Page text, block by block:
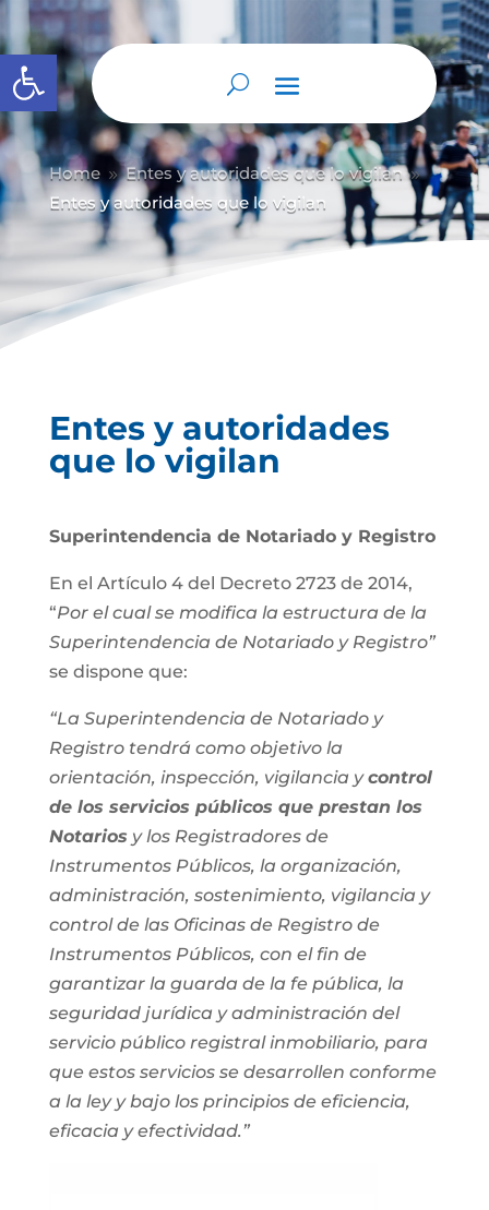
Abrir barra de herramientas
Home 9 Entes y autoridades que lo vigilan 9
Entes y autoridades que lo vigilan
Entes y autoridades
que lo vigilan
Superintendencia de Notariado y Registro
En el Artículo 4 del Decreto 2723 de 2014,
“Por el cual se modifica la estructura de la
Superintendencia de Notariado y Registro”
se dispone que:
“La Superintendencia de Notariado y
Registro tendrá como objetivo la
orientación, inspección, vigilancia ycontrol
de los servicios públicos que prestan los
Notarios y los Registradores de
Instrumentos Públicos, la organización,
administración, sostenimiento, vigilancia y
control de las Oficinas de Registro de
Instrumentos Públicos, con el fin de
garantizar la guarda de la fe pública, la
seguridad jurídica y administración del
servicio público registral inmobiliario, para
que estos servicios se desarrollen conforme
a la ley y bajo los principios de eficiencia,
eficacia y efectividad.”